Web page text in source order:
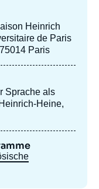
Heinrich
de Paris
Paris
Sprache als
Heine,